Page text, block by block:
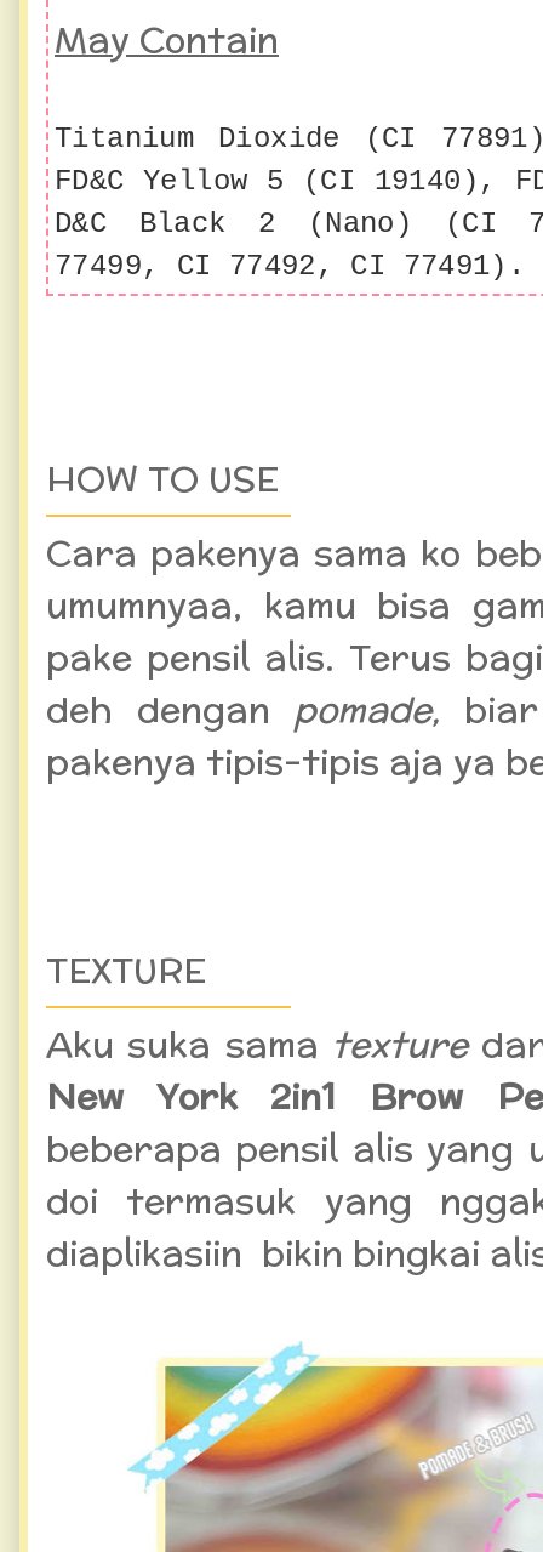
May Contain
Titanium Dioxide (CI
FD&C Yellow 5 (CI 19140),
D&C Black 2 (Nano) (CI
77499, CI 77492, CI 77491).
HOW TO USE
Cara pakenya sama ko
umumnyaa, kamu bisa
pake pensil alis. Terus
deh dengan pomade,
pakenya tipis-tipis aja ya
TEXTURE
Aku suka sama texture
New York 2in1 Brow
beberapa pensil alis yang
doi termasuk yang
diaplikasiin bikin bingkai